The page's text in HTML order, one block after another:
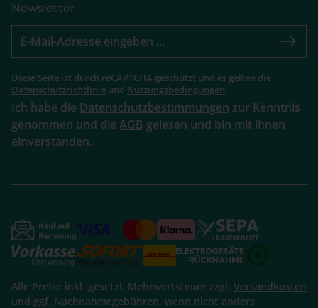
Newsletter
Diese Seite ist durch reCAPTCHA geschützt und es gelten die
Datenschutzrichtlinie und Nutzungsbedingungen.
Ich habe die Datenschutzbestimmungen zur Kenntnis
genommen und die AGB gelesen und bin mit ihnen
einverstanden.
Alle Preise inkl. gesetzl. Mehrwertsteuer zzgl. Versandkosten
und ggf. Nachnahmegebühren, wenn nicht anders